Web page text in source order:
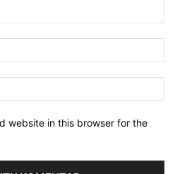
website in this browser for the